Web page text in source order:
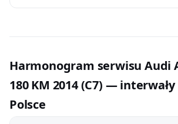
Harmonogram serwisu Audi
180 KM 2014 (C7) —
Polsce